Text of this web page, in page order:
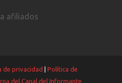
afiliados
de privacidad | Política de
del Canal del Informante